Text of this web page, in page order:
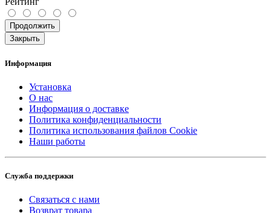
Продолжить
Закрыть
Информация
Установка
О нас
Информация о доставке
Политика конфиденциальности
Политика использования файлов Cookie
Наши работы
Служба поддержки
Связаться с нами
Возврат товара